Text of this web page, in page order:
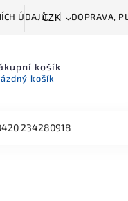
ÚDAJŮ DOPRAVA,
CZK
košík
košík
234280918